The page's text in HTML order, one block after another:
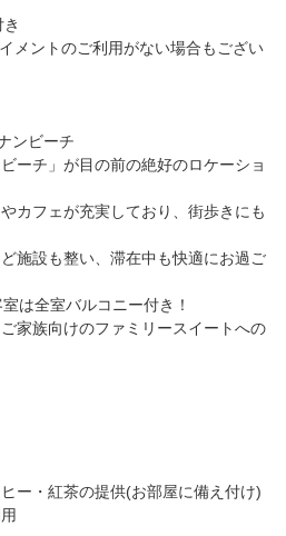
メントのご利用がない場合もござい
ンビーチ
ーチ」が目の前の絶好のロケーショ
カフェが充実しており、街歩きにも
施設も整い、滞在中も快適にお過ご
は全室バルコニー付き！
家族向けのファミリースイートへの
ー・紅茶の提供(お部屋に備え付け)